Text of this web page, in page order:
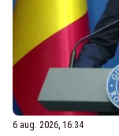
6 aug. 2026, 16:34